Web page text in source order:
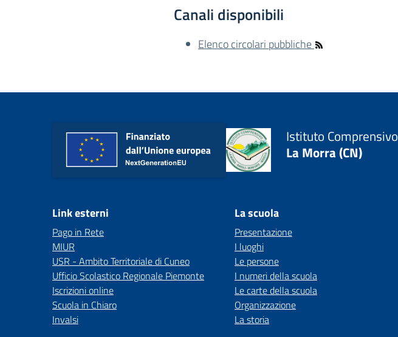
Canali disponibili
Elenco circolari pubbliche
Istituto Comprensivo
La Morra (CN)
Link esterni
Pago in Rete
MIUR
USR - Ambito Territoriale di Cuneo
Ufficio Scolastico Regionale Piemonte
Iscrizioni online
Scuola in Chiaro
Invalsi
La scuola
Presentazione
I luoghi
Le persone
I numeri della scuola
Le carte della scuola
Organizzazione
La storia